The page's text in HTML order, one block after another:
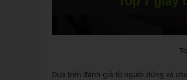
Dựa trên đánh giá từ người dùng và